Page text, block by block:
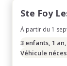
Ste Foy
À partir du 1
3 enfants, 1
Véhicule